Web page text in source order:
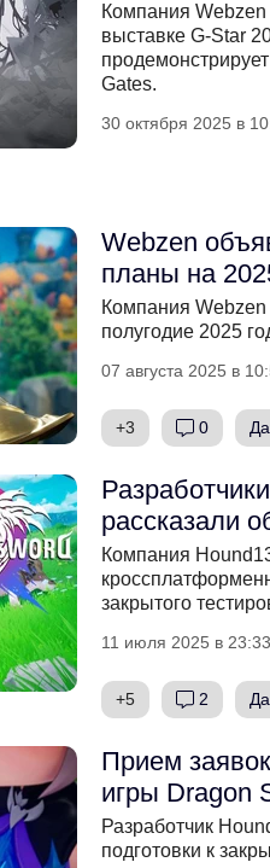
Компания Webzen
выставке G-Star
Gates.
30 октября 2025 в
Webzen
планы на
Компания
полугодие 2025
07 августа 2025 в
+3 0
рассказали
Компания
закрытого
11 июля 2025 в 23:33
+5 2
Прием
игры Dragon
Разработчик
подготовки к